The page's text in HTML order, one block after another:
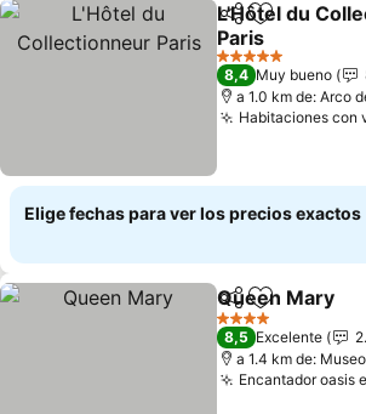
CompartirAgregar a
L'Hôtel du
Paris
Ver precios
5 Estrellas
8,4 Muy bueno
a 1.0 km de: Arco
Habitaciones con
Elige fechas para ver los precios exactos
CompartirAgregar a
Queen Mary
4 Estrellas
8,5 Excelente
a 1.4 km de:
Encantador oasis